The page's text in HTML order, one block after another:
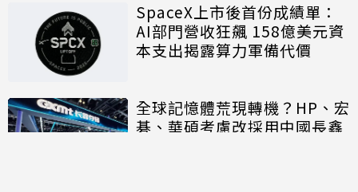
SpaceX上市後首份成績單：
AI部門營收狂飆 158億美元資
本支出揭露算力軍備代價
全球記憶體荒現轉機？HP、宏
碁、華碩考慮改採用中國長鑫